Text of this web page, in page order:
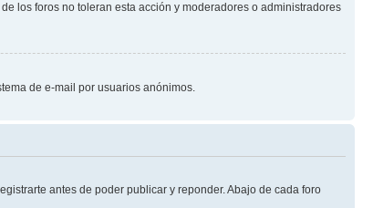
los foros no toleran esta acción y moderadores o administradores
de e-mail por usuarios anónimos.
antes de poder publicar y reponder. Abajo de cada foro